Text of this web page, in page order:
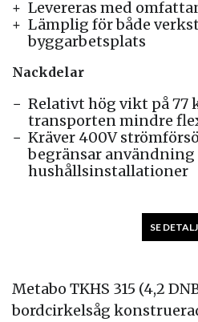
Metabo TKHS 315 (4,2
bordcirkelsåg
Levereras med
Lämplig för både
byggarbetsplats
Nackdelar
Relativt hög vikt på 77
transporten mindre
Kräver 400V
begränsar
hushållsinstallationer
SE